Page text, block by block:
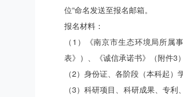
位”命名发送至报名邮箱。
报名材料：
（1）《南京市生态环境局所
表》）、《诚信承诺书》（附件3
（2）身份证、各阶段（本科起
（3）科研项目、科研成果、专